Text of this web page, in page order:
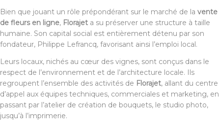
Bien que jouant un rôle prépondérant sur le marché de la vente
de fleurs en ligne, Florajet a su préserver une structure à taille
humaine. Son capital social est entièrement détenu par son
fondateur, Philippe Lefrancq, favorisant ainsi l’emploi local.
Leurs locaux, nichés au cœur des vignes, sont conçus dans le
respect de l’environnement et de l’architecture locale. Ils
regroupent l’ensemble des activités de Florajet, allant du centre
d’appel aux équipes techniques, commerciales et marketing, en
passant par l’atelier de création de bouquets, le studio photo,
jusqu’à l’imprimerie.